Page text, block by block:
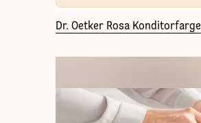
Dr. Oetker Rosa Konditorfarge